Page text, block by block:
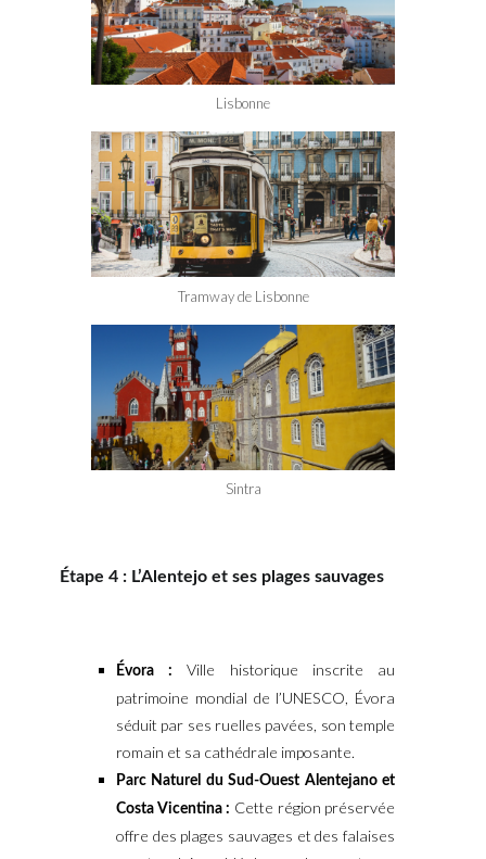
Lisbonne
Tramway de Lisbonne
Sintra
Étape 4 : L’Alentejo et ses plages sauvages
Évora :
Ville historique inscrite au
patrimoine mondial de l’UNESCO, Évora
séduit par ses ruelles pavées, son temple
romain et sa cathédrale imposante.
Parc Naturel du Sud-Ouest Alentejano et
Costa Vicentina : Cette région préservée
offre des plages sauvages et des falaises